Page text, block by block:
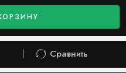
Сравнить
Сравнить